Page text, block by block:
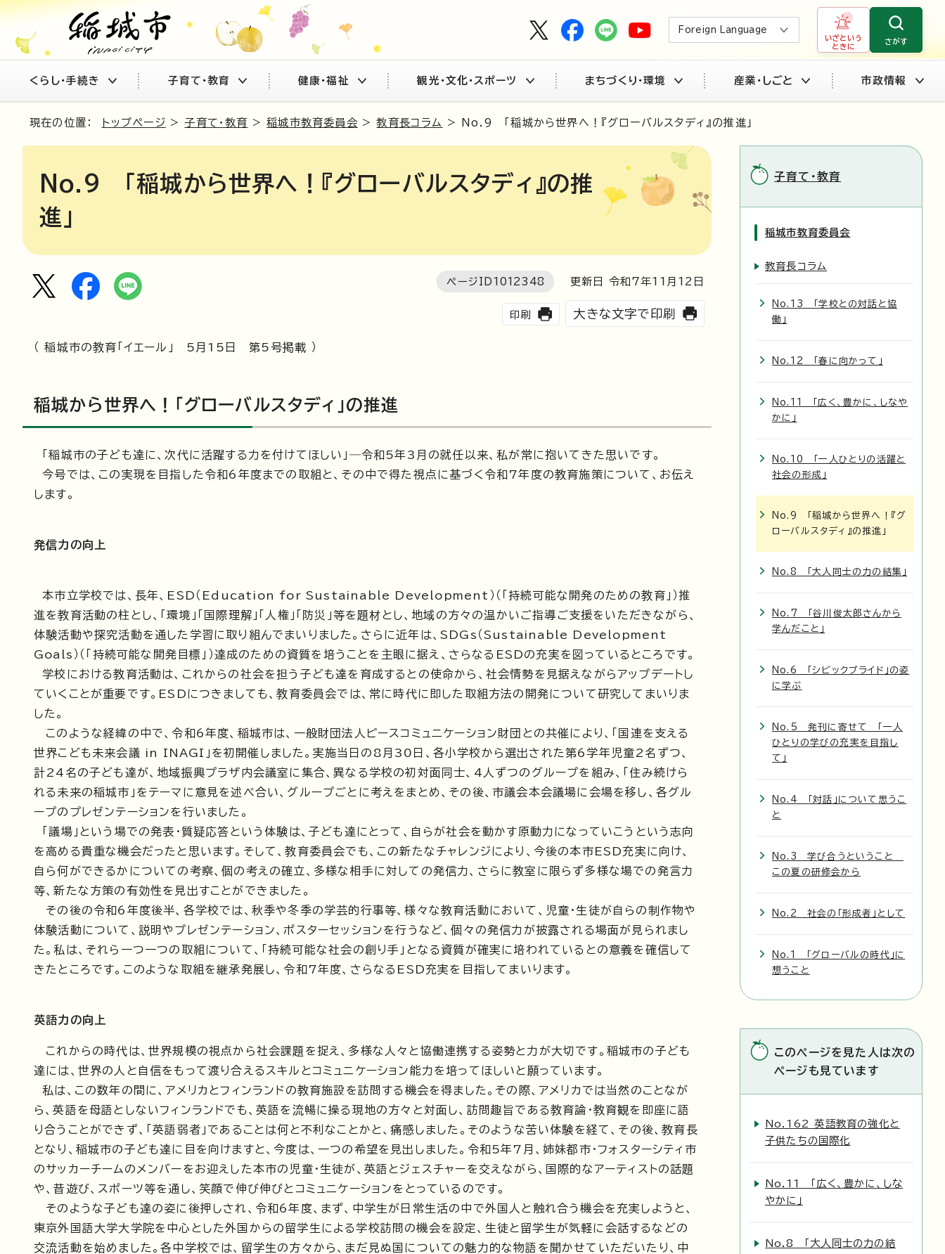
Foreign Language
いざという
ときに
さがす
くらし・手続き 子育て・教育 健康・福祉 観光・文化・スポーツ まちづくり・環境 産業・しごと 市政情報
現在の位置： トップページ >子育て・教育 >稲城市教育委員会 >教育長コラム > No.9 「稲城から世界へ！『グローバルスタディ』の推進」
No.9 「稲城から世界へ！『グローバルスタディ』の推
進」
ページID 1012348 更新日 令和7年11 月 12 日
印刷 大きな文字で印刷
（ 稲城市の教育「イエール」 5月15日 第5号掲載 ）
稲城から世界へ！「グローバルスタディ」の推進
「稲城市の子ども達に、次代に活躍する力を付けてほしい」―令和5年3月の就任以来、私が常に抱いてきた思いです。
今号では、この実現を目指した令和6年度までの取組と、その中で得た視点に基づく令和7年度の教育施策について、お伝え
します。
発信力の向上
本市立学校では、長年、ESD（Education for Sustainable Development）（「持続可能な開発のための教育」）推
進を教育活動の柱とし、「環境」「国際理解」「人権」「防災」等を題材とし、地域の方々の温かいご指導ご支援をいただきながら、
体験活動や探究活動を通した学習に取り組んでまいりました。さらに近年は、SDGs（Sustainable Development
Goals）（「持続可能な開発目標」）達成のための資質を培うことを主眼に据え、さらなるESDの充実を図っているところです。
学校における教育活動は、これからの社会を担う子ども達を育成するとの使命から、社会情勢を見据えながらアップデートし
ていくことが重要です。ESDにつきましても、教育委員会では、常に時代に即した取組方法の開発について研究してまいりま
した。
このような経緯の中で、令和6年度、稲城市は、一般財団法人ピースコミュニケーション財団との共催により、「国連を支える
世界こども未来会議 in INAGI」を初開催しました。実施当日の8月30日、各小学校から選出された第6学年児童2名ずつ、
計24名の子ども達が、地域振興プラザ内会議室に集合、異なる学校の初対面同士、4人ずつのグループを組み、「住み続けら
れる未来の稲城市」をテーマに意見を述べ合い、グループごとに考えをまとめ、その後、市議会本会議場に会場を移し、各グル
ープのプレゼンテーションを行いました。
「議場」という場での発表・質疑応答という体験は、子ども達にとって、自らが社会を動かす原動力になっていこうという志向
を高める貴重な機会だったと思います。そして、教育委員会でも、この新たなチャレンジにより、今後の本市ESD充実に向け、
自ら何ができるかについての考察、個の考えの確立、多様な相手に対しての発信力、さらに教室に限らず多様な場での発言力
等、新たな方策の有効性を見出すことができました。
その後の令和6年度後半、各学校では、秋季や冬季の学芸的行事等、様々な教育活動において、児童・生徒が自らの制作物や
体験活動について、説明やプレゼンテーション、ポスターセッションを行うなど、個々の発信力が披露される場面が見られまし
た。私は、それら一つ一つの取組について、「持続可能な社会の創り手」となる資質が確実に培われているとの意義を確信して
きたところです。このような取組を継承発展し、令和7年度、さらなるESD充実を目指してまいります。
英語力の向上
これからの時代は、世界規模の視点から社会課題を捉え、多様な人々と協働連携する姿勢と力が大切です。稲城市の子ども
達には、世界の人と自信をもって渡り合えるスキルとコミュニケーション能力を培ってほしいと願っています。
私は、この数年の間に、アメリカとフィンランドの教育施設を訪問する機会を得ました。その際、アメリカでは当然のことなが
ら、英語を母語としないフィンランドでも、英語を流暢に操る現地の方々と対面し、訪問趣旨である教育論・教育観を即座に語
り合うことができず、「英語弱者」であることは何と不利なことかと、痛感しました。そのような苦い体験を経て、その後、教育長
となり、稲城市の子ども達に目を向けますと、今度は、一つの希望を見出しました。令和5年7月、姉妹都市・フォスターシティ市
のサッカーチームのメンバーをお迎えした本市の児童・生徒が、英語とジェスチャーを交えながら、国際的なアーティストの話題
や、昔遊び、スポーツ等を通し、笑顔で伸び伸びとコミュニケーションをとっているのです。
そのような子ども達の姿に後押しされ、令和6年度、まず、中学生が日常生活の中で外国人と触れ合う機会を充実しようと、
東京外国語大学大学院を中心とした外国からの留学生による学校訪問の機会を設定、生徒と留学生が気軽に会話するなどの
交流活動を始めました。各中学校では、留学生の方々から、まだ見ぬ国についての魅力的な物語を聞かせていただいたり、中
子育て・教育
稲城市教育委員会
教育長コラム
No.13 「学校との対話と協
働」
No.12 「春に向かって」
No.11 「広く、豊かに、しなや
かに」
No.10 「一人ひとりの活躍と
社会の形成」
No.9 「稲城から世界へ！『グ
ローバルスタディ』の推進」
No.8 「大人同士の力の結集」
No.7 「谷川俊太郎さんから
学んだこと」
No.6 「シビックプライド」の姿
に学ぶ
No.5 発刊に寄せて 「一人
ひとりの学びの充実を目指し
て」
No.4 「対話」について思うこ
と
No.3 学び合うということ
この夏の研修会から
No.2 社会の「形成者」として
No.1 「グローバルの時代」に
想うこと
このページを見た人は次の
ページも見ています
No.162 英語教育の強化と
子供たちの国際化
No.11 「広く、豊かに、しな
やかに」
No.8 「大人同士の力の結